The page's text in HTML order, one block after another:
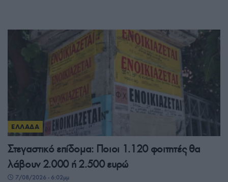
ΕΛΛΑΔΑ
Στεγαστικό επίδομα: Ποιοι 1.120 φοιτητές θα
λάβουν 2.000 ή 2.500 ευρώ
7/08/2026 - 6:02μμ